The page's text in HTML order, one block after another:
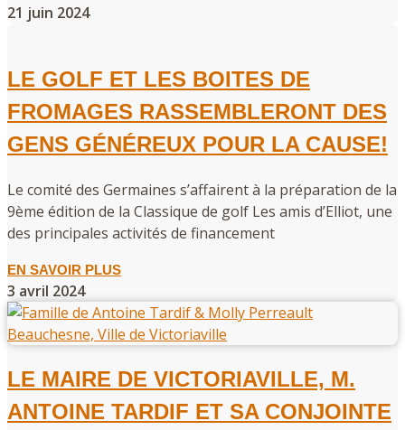
21 juin 2024
LE GOLF ET LES BOITES DE
FROMAGES RASSEMBLERONT DES
GENS GÉNÉREUX POUR LA CAUSE!
Le comité des Germaines s’affairent à la préparation de la
9ème édition de la Classique de golf Les amis d’Elliot, une
des principales activités de financement
EN SAVOIR PLUS
3 avril 2024
LE MAIRE DE VICTORIAVILLE, M.
ANTOINE TARDIF ET SA CONJOINTE